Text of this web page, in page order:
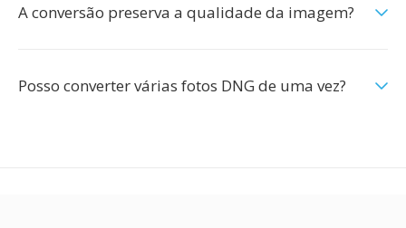
A conversão preserva a qualidade da imagem?
Posso converter várias fotos DNG de uma vez?